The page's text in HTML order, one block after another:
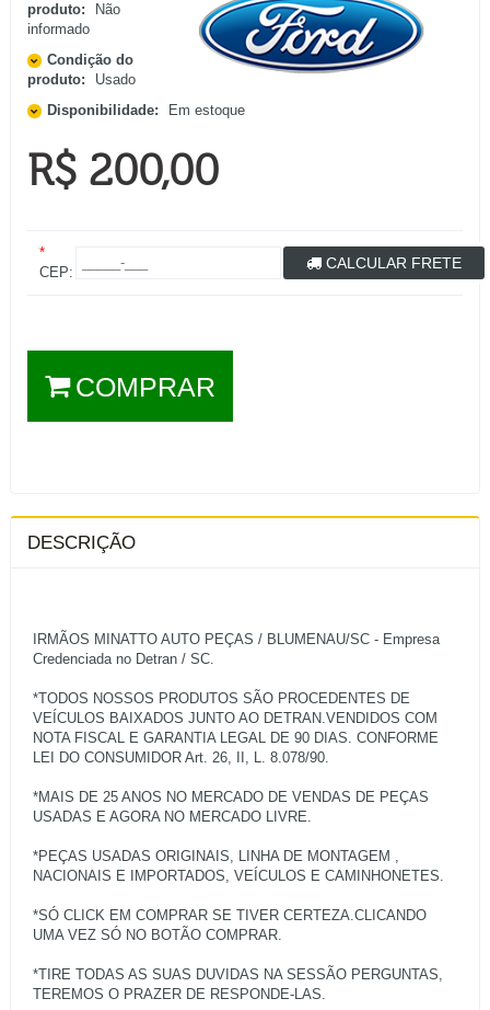
produto:
Não
informado
Condição do
produto:
Usado
Disponibilidade:
Em estoque
R$ 200,00
*
CEP:
CALCULAR FRETE
COMPRAR
DESCRIÇÃO
IRMÃOS MINATTO AUTO PEÇAS / BLUMENAU/SC - Empresa
Credenciada no Detran / SC.
*TODOS NOSSOS PRODUTOS SÃO PROCEDENTES DE
VEÍCULOS BAIXADOS JUNTO AO DETRAN.VENDIDOS COM
NOTA FISCAL E GARANTIA LEGAL DE 90 DIAS. CONFORME
LEI DO CONSUMIDOR Art. 26, II, L. 8.078/90.
*MAIS DE 25 ANOS NO MERCADO DE VENDAS DE PEÇAS
USADAS E AGORA NO MERCADO LIVRE.
*PEÇAS USADAS ORIGINAIS, LINHA DE MONTAGEM ,
NACIONAIS E IMPORTADOS, VEÍCULOS E CAMINHONETES.
*SÓ CLICK EM COMPRAR SE TIVER CERTEZA.CLICANDO
UMA VEZ SÓ NO BOTÃO COMPRAR.
*TIRE TODAS AS SUAS DUVIDAS NA SESSÃO PERGUNTAS,
TEREMOS O PRAZER DE RESPONDE-LAS.